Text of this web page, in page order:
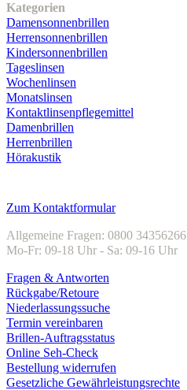
Kategorien
Damensonnenbrillen
Herrensonnenbrillen
Kindersonnenbrillen
Tageslinsen
Wochenlinsen
Monatslinsen
Kontaktlinsenpflegemittel
Damenbrillen
Herrenbrillen
Hörakustik
Zum Kontaktformular
Allgemeine Fragen: 0800 34356266
Mo-Fr: 09-18 Uhr - Sa: 09-16 Uhr
Fragen & Antworten
Rückgabe/Retoure
Niederlassungssuche
Termin vereinbaren
Brillen-Auftragsstatus
Online Seh-Check
Bestellung widerrufen
Gesetzliche Gewährleistungsrechte